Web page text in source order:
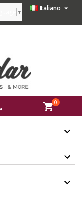
Italiano 
▼
shopping_cart0